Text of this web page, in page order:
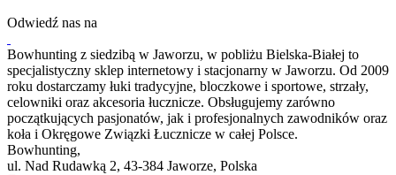
Odwiedź nas na
Bowhunting z siedzibą w Jaworzu, w pobliżu Bielska-Białej to
specjalistyczny sklep internetowy i stacjonarny w Jaworzu. Od 2009
roku dostarczamy łuki tradycyjne, bloczkowe i sportowe, strzały,
celowniki oraz akcesoria łucznicze. Obsługujemy zarówno
początkujących pasjonatów, jak i profesjonalnych zawodników oraz
koła i Okręgowe Związki Łucznicze w całej Polsce.
Bowhunting,
ul. Nad Rudawką 2, 43-384 Jaworze, Polska